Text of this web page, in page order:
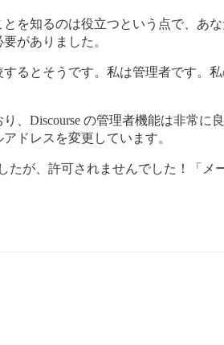
を知るのは役立つという点で、あ
がありました。
るとそうです。私は管理者です。
Discourse の管理者機能は非常に
ドレスを変更しています。
が、許可されませんでした！「メ